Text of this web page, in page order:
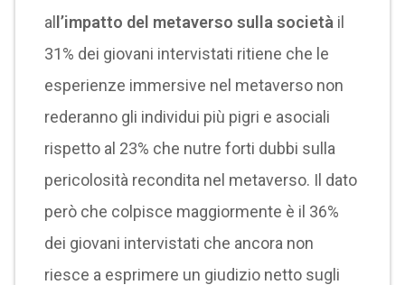
al l’impatto del metaverso sulla società il
31% dei giovani intervistati ritiene che le
esperienze immersive nel metaverso non
rederanno gli individui più pigri e asociali
rispetto al 23% che nutre forti dubbi sulla
pericolosità recondita nel metaverso. Il dato
però che colpisce maggiormente è il 36%
dei giovani intervistati che ancora non
riesce a esprimere un giudizio netto sugli